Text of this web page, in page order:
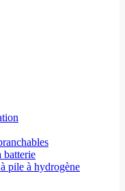
batterie
pile à hydrogène